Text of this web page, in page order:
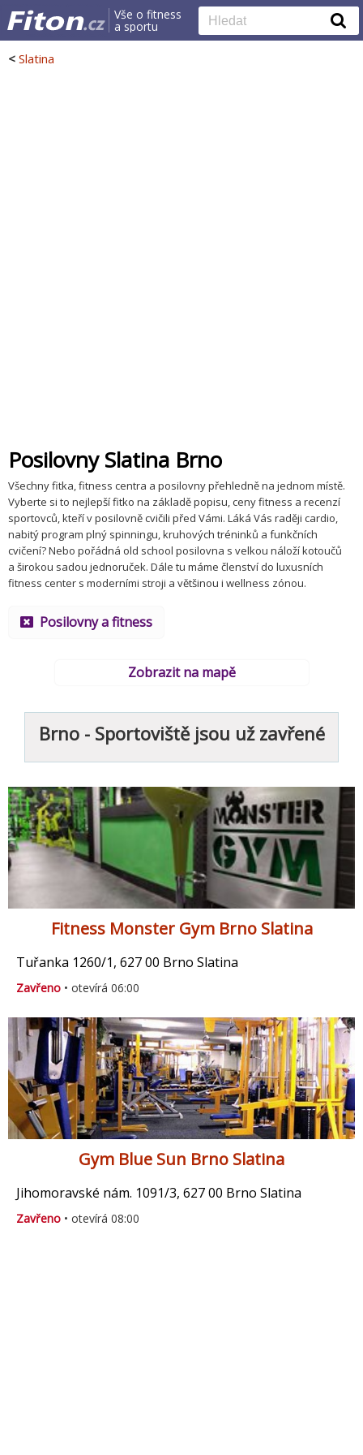
Vše o fitness
a sportu
< Slatina
Posilovny Slatina Brno
Všechny fitka, fitness centra a posilovny přehledně na jednom místě.
Vyberte si to nejlepší fitko na základě popisu, ceny fitness a recenzí
sportovců, kteří v posilovně cvičili před Vámi. Láká Vás raději cardio,
nabitý program plný spinningu, kruhových tréninků a funkčních
cvičení? Nebo pořádná old school posilovna s velkou náloží kotoučů
a širokou sadou jednoruček. Dále tu máme členství do luxusních
fitness center s moderními stroji a většinou i wellness zónou.
Posilovny a fitness
Zobrazit na mapě
Brno - Sportoviště jsou už zavřené
Fitness Monster Gym Brno Slatina
Tuřanka 1260/1, 627 00 Brno Slatina
Zavřeno • otevírá 06:00
Gym Blue Sun Brno Slatina
Jihomoravské nám. 1091/3, 627 00 Brno Slatina
Zavřeno • otevírá 08:00